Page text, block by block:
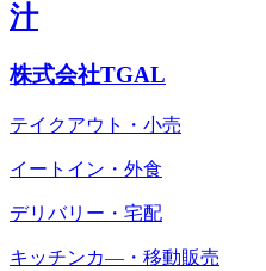
汁
株式会社TGAL
テイクアウト・小売
イートイン・外食
デリバリー・宅配
キッチンカ―・移動販売